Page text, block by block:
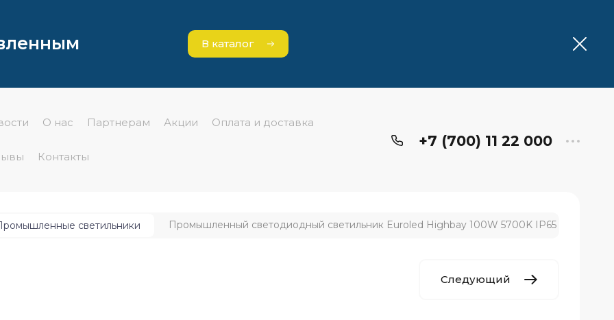
В каталог
О нас Партнерам Акции Оплата и доставка
Контакты
+7 (700) 11 22 000
светильники Промышленный светодиодный светильник Euroled Highbay 100W 5700K IP65
Следующий